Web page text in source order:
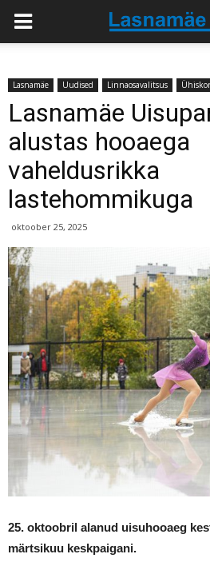
Lasnamäe Uudised Linnaosavalitsus
Lasnamäe
alustas hooaega
vaheldusrikka
lastehommikuga
oktoober 25, 2025
25. oktoobril alanud uisuhooaeg
märtsikuu keskpaigani.